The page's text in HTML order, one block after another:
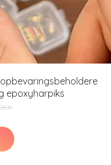
epoxyharpiks